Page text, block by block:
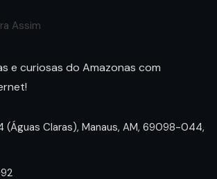
e curiosas do Amazonas com
(Águas Claras), Manaus, AM, 69098-044,